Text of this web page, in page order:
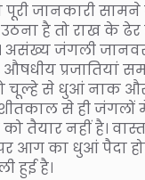
जानकारी सामने
है तो राख के
जंगली
प्रजातियां
चूल्हे से धुआं नाक
शीतकाल से ही
को तैयार नहीं है।
आग का धुआं पैदा
हुई है।